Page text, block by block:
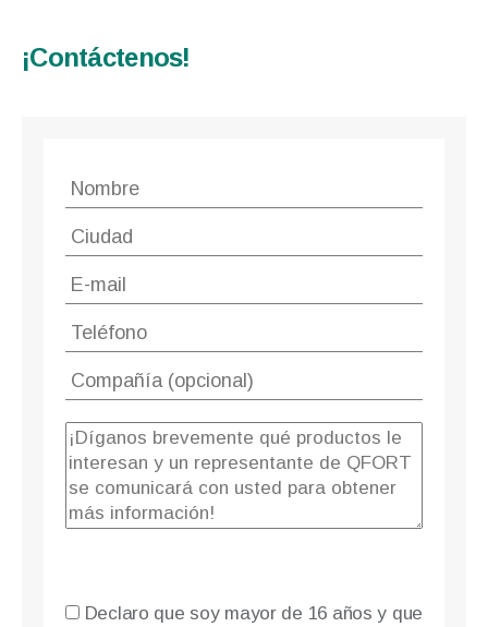
¡Contáctenos!
Declaro que soy mayor de 16 años y que